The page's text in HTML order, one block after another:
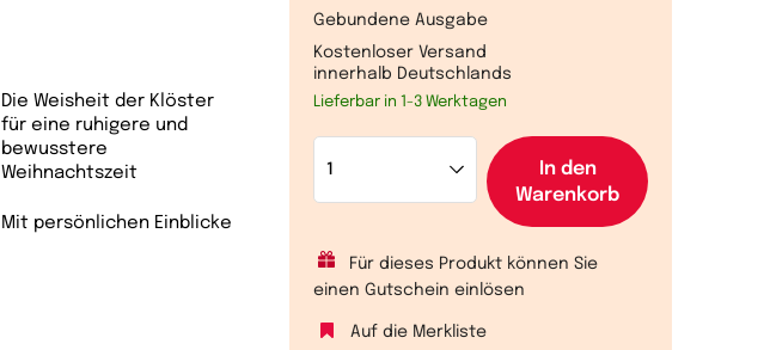
Gebundene Ausgabe
Kostenloser Versand
innerhalb Deutschlands
Lieferbar in 1-3 Werktagen
In den
Warenkorb
Für dieses Produkt können Sie
einen Gutschein einlösen
Auf die Merkliste
Die Weisheit der Klöster
für eine ruhigere und
bewusstere
Weihnachtszeit
Mit persönlichen Einblicke